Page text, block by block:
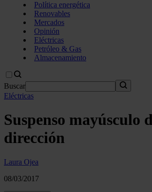
Política energética
Renovables
Mercados
Opinión
Eléctricas
Petróleo & Gas
Almacenamiento
Buscar
Eléctricas
Suspenso mayúsculo
dirección
Laura Ojea
08/03/2017